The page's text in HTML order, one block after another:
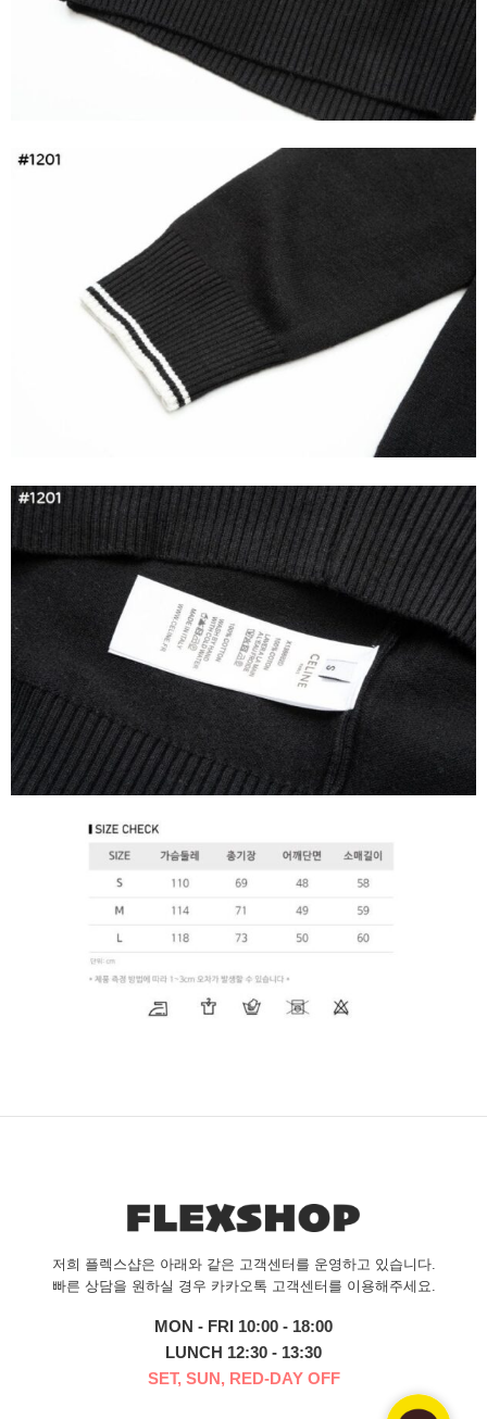
저희 플렉스샵은 아래와 같은 고객센터를 운영하고 있습니다.
빠른 상담을 원하실 경우 카카오톡 고객센터를 이용해주세요.
MON - FRI 10:00 - 18:00
LUNCH 12:30 - 13:30
SET, SUN, RED-DAY OFF